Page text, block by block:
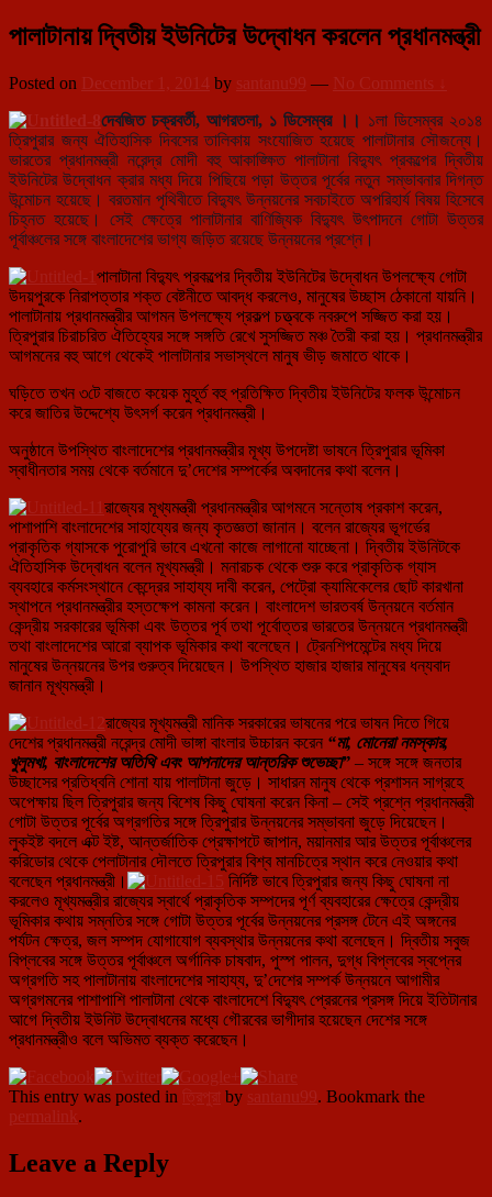
পালাটানায় দ্বিতীয় ইউনিটের উদ্বোধন করলেন প্রধানমন্ত্রী
Posted on December 1, 2014 by santanu99 — No Comments ↓
দেবজিত চক্রবর্তী, আগরতলা, ১ ডিসেম্বর ।। ১লা ডিসেম্বর ২০১৪
ত্রিপুরার জন্য ঐতিহাসিক দিবসের তালিকায় সংযোজিত হয়েছে পালাটানার সৌজন্যে।
ভারতের প্রধানমন্ত্রী নরেন্দ্র মোদী বহু আকাঙ্ক্ষিত পালাটানা বিদ্যুৎ প্রকল্পের দ্বিতীয়
ইউনিটের উদ্বোধন ক্রার মধ্য দিয়ে পিছিয়ে পড়া উত্তর পূর্বের নতুন সম্ভাবনার দিগন্ত
উন্মোচন হয়েছে। বরতমান পৃথিবীতে বিদ্যুৎ উন্নয়নের সবচাইতে অপরিহার্য বিষয় হিসেবে
চিহ্নত হয়েছে। সেই ক্ষেত্রে পালাটানার বাণিজ্যিক বিদ্যুৎ উৎপাদনে গোটা উত্তর
পূর্বাঞ্চলের সঙ্গে বাংলাদেশের ভাগ্য জড়িত রয়েছে উন্নয়নের প্রশ্নে।
পালাটানা বিদ্যুৎ প্রকল্পের দ্বিতীয় ইউনিটের উদ্বোধন উপলক্ষ্যে গোটা
উদয়পুরকে নিরাপত্তার শক্ত বেষ্টনীতে আবদ্ধ করলেও, মানুষের উচ্ছাস ঠেকানো যায়নি।
পালাটানায় প্রধানমন্ত্রীর আগমন উপলক্ষ্যে প্রকল্প চত্ত্বকে নবরুপে সজ্জিত করা হয়।
ত্রিপুরার চিরাচরিত ঐতিহ্যের সঙ্গে সঙ্গতি রেখে সুসজ্জিত মঞ্চ তৈরী করা হয়। প্রধানমন্ত্রীর
আগমনের বহু আগে থেকেই পালাটানার সভাস্থলে মানুষ ভীড় জমাতে থাকে।
ঘড়িতে তখন ৩টে বাজতে কয়েক মুহূর্ত বহু প্রতিক্ষিত দ্বিতীয় ইউনিটের ফলক উন্মোচন
করে জাতির উদ্দেশ্যে উৎসর্গ করেন প্রধানমন্ত্রী।
অনুষ্ঠানে উপস্থিত বাংলাদেশের প্রধানমন্ত্রীর মূখ্য উপদেষ্টা ভাষনে ত্রিপুরার ভূমিকা
স্বাধীনতার সময় থেকে বর্তমানে দু’দেশের সম্পর্কের অবদানের কথা বলেন।
রাজ্যের মূখ্যমন্ত্রী প্রধানমন্ত্রীর আগমনে সন্তোষ প্রকাশ করেন,
পাশাপাশি বাংলাদেশের সাহায্যের জন্য কৃতজ্ঞতা জানান। বলেন রাজ্যের ভূগর্ভের
প্রাকৃতিক গ্যাসকে পুরোপুরি ভাবে এখনো কাজে লাগানো যাচ্ছেনা। দ্বিতীয় ইউনিটকে
ঐতিহাসিক উদ্বোধন বলেন মূখ্যমন্ত্রী। মনারচক থেকে শুরু করে প্রাকৃতিক গ্যাস
ব্যবহারে কর্মসংস্থানে কেন্দ্রের সাহায্য দাবী করেন, পেট্রো ক্যামিকেলের ছোট কারখানা
স্থাপনে প্রধানমন্ত্রীর হস্তক্ষেপ কামনা করেন। বাংলাদেশ ভারতবর্ষ উন্নয়নে বর্তমান
কেন্দ্রীয় সরকারের ভূমিকা এবং উত্তর পূর্ব তথা পূর্বোত্তর ভারতের উন্নয়নে প্রধানমন্ত্রী
তথা বাংলাদেশের আরো ব্যাপক ভূমিকার কথা বলেছেন। ট্রেনশিপমেন্টের মধ্য দিয়ে
মানুষের উন্নয়নের উপর গুরুত্ব দিয়েছেন। উপস্থিত হাজার হাজার মানুষের ধন্যবাদ
জানান মূখ্যমন্ত্রী।
রাজ্যের মূখ্যমন্ত্রী মানিক সরকারের ভাষনের পরে ভাষন দিতে গিয়ে
দেশের প্রধানমন্ত্রী নরেন্দ্র মোদী ভাঙ্গা বাংলার উচ্চারন করেন “মা, মোনেরা নমস্কার,
খুলুমখা, বাংলাদেশের অতিথি এবং আপনাদের আন্তরিক শুভেচ্ছা” – সঙ্গে সঙ্গে জনতার
উচ্ছাসের প্রতিধ্বনি শোনা যায় পালাটানা জুড়ে। সাধারন মানুষ থেকে প্রশাসন সাগ্রহে
অপেক্ষায় ছিল ত্রিপুরার জন্য বিশেষ কিছু ঘোষনা করেন কিনা – সেই প্রশ্নে প্রধানমন্ত্রী
গোটা উত্তর পূর্বের অগ্রগতির সঙ্গে ত্রিপুরার উন্নয়নের সম্ভাবনা জুড়ে দিয়েছেন।
লুকইষ্ট বদলে এক্ট ইষ্ট, আন্তর্জাতিক প্রেক্ষাপটে জাপান, ময়ানমার আর উত্তর পূর্বাঞ্চলের
করিডোর থেকে পেলাটানার দৌলতে ত্রিপুরার বিশ্ব মানচিত্রে স্থান করে নেওয়ার কথা
বলেছেন প্রধানমন্ত্রী।
নির্দিষ্ট ভাবে ত্রিপুরার জন্য কিছু ঘোষনা না
করলেও মূখ্যমন্ত্রীর রাজ্যের স্বার্থে প্রাকৃতিক সম্পদের পূর্ণ ব্যবহারের ক্ষেত্রে কেন্দ্রীয়
ভূমিকার কথায় সম্নতির সঙ্গে গোটা উত্তর পূর্বের উন্নয়নের প্রসঙ্গ টেনে এই অঙ্গনের
পর্যটন ক্ষেত্র, জল সম্পদ যোগাযোগ ব্যবস্থার উন্নয়নের কথা বলেছেন। দ্বিতীয় সবুজ
বিপ্লবের সঙ্গে উত্তর পূর্বাঞ্চলে অর্গানিক চাষবাদ, পুস্প পালন, দুগ্ধ বিপ্লবের স্বপ্নের
অগ্রগতি সহ পালাটানায় বাংলাদেশের সাহায্য, দু’দেশের সম্পর্ক উন্নয়নে আগামীর
অগ্রগমনের পাশাপাশি পালাটানা থেকে বাংলাদেশে বিদ্যুৎ প্রেরনের প্রসঙ্গ দিয়ে ইতিটানার
আগে দ্বিতীয় ইউনিট উদ্বোধনের মধ্যে গৌরবের ভাগীদার হয়েছেন দেশের সঙ্গে
প্রধানমন্ত্রীও বলে অভিমত ব্যক্ত করেছেন।
This entry was posted in ত্রিপুরা by santanu99. Bookmark the
permalink.
Leave a Reply